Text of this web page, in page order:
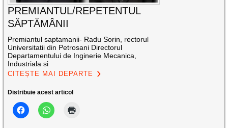
PREMIANTUL/REPETENTUL
SĂPTĂMÂNII
Premiantul saptamanii- Radu Sorin, rectorul
Universitatii din Petrosani Directorul
Departamentului de Inginerie Mecanica,
Industriala si
CITEȘTE MAI DEPARTE
Distribuie acest articol